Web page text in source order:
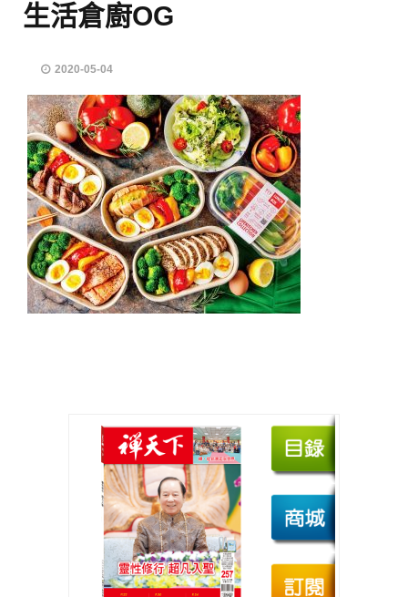
生活倉廚OG
2020-05-04